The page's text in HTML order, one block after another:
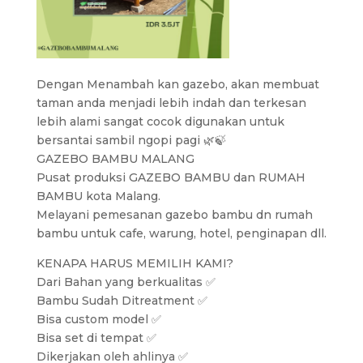
Dengan Menambah kan gazebo, akan membuat
taman anda menjadi lebih indah dan terkesan
lebih alami sangat cocok digunakan untuk
bersantai sambil ngopi pagi 🌿🍃
GAZEBO BAMBU MALANG
Pusat produksi GAZEBO BAMBU dan RUMAH
BAMBU kota Malang.
Melayani pemesanan gazebo bambu dn rumah
bambu untuk cafe, warung, hotel, penginapan dll.
KENAPA HARUS MEMILIH KAMI?
Dari Bahan yang berkualitas ✅
Bambu Sudah Ditreatment ✅
Bisa custom model ✅
Bisa set di tempat ✅
Dikerjakan oleh ahlinya ✅